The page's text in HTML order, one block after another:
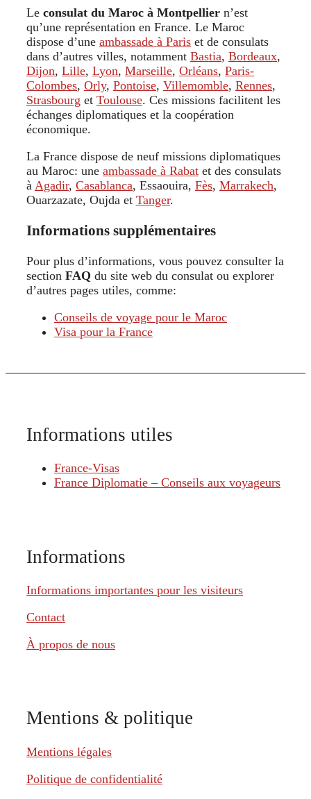
Le consulat du Maroc à Montpellier n’est
qu’une représentation en France. Le Maroc
dispose d’une ambassade à Paris et de consulats
dans d’autres villes, notamment Bastia, Bordeaux,
Dijon, Lille, Lyon, Marseille, Orléans, Paris-
Colombes, Orly, Pontoise, Villemomble, Rennes,
Strasbourg et Toulouse. Ces missions facilitent les
échanges diplomatiques et la coopération
économique.
La France dispose de neuf missions diplomatiques
au Maroc: une ambassade à Rabat et des consulats
à Agadir, Casablanca, Essaouira, Fès, Marrakech,
Ouarzazate, Oujda et Tanger.
Informations supplémentaires
Pour plus d’informations, vous pouvez consulter la
section FAQ du site web du consulat ou explorer
d’autres pages utiles, comme:
Conseils de voyage pour le Maroc
Visa pour la France
Informations utiles
France-Visas
France Diplomatie – Conseils aux voyageurs
Informations
Informations importantes pour les visiteurs
Contact
À propos de nous
Mentions & politique
Mentions légales
Politique de confidentialité